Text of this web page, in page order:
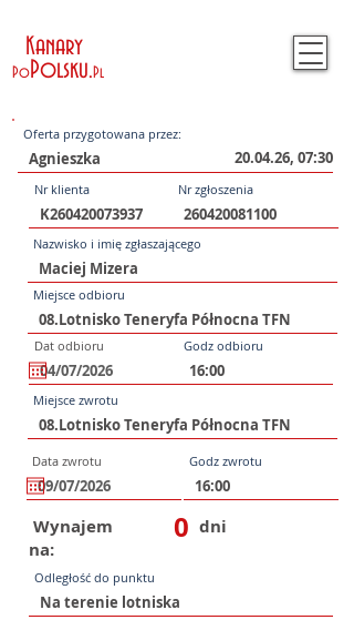
Kanary
PoPolsku.Pl
Oferta przygotowana przez:
20.04.26, 07:30
Nr klienta Nr zgłoszenia
Nazwisko i imię zgłaszającego
Miejsce odbioru
Dat odbioru Godz odbioru
Miejsce zwrotu
Data zwrotu Godz zwrotu
Wynajem
na:
0 dni
Odległość do punktu